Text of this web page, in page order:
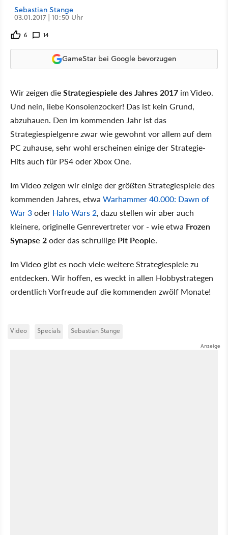
Sebastian Stange
03.01.2017 | 10:50 Uhr
6 14
GameStar bei Google bevorzugen
Wir zeigen dieStrategiespiele des Jahres 2017 im Video.
Und nein, liebe Konsolenzocker! Das ist kein Grund,
abzuhauen. Den im kommenden Jahr ist das
Strategiespielgenre zwar wie gewohnt vor allem auf dem
PC zuhause, sehr wohl erscheinen einige der Strategie-
Hits auch für PS4 oder Xbox One.
Im Video zeigen wir einige der größten Strategiespiele des
kommenden Jahres, etwa Warhammer 40.000: Dawn of
War 3oder Halo Wars 2, dazu stellen wir aber auch
kleinere, originelle Genrevertreter vor - wie etwa Frozen
Synapse 2oder das schrullige Pit People.
Im Video gibt es noch viele weitere Strategiespiele zu
entdecken. Wir hoffen, es weckt in allen Hobbystrategen
ordentlich Vorfreude auf die kommenden zwölf Monate!
Video Specials Sebastian Stange